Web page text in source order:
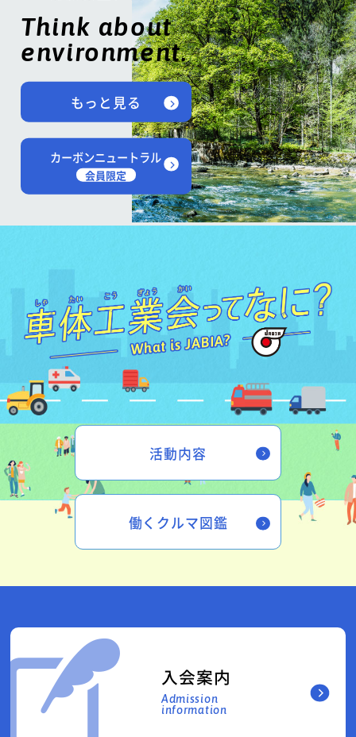
Think about
environment.
もっと見る
カーボンニュートラル
会員限定
活動内容
働くクルマ図鑑
入会案内
Admission
information